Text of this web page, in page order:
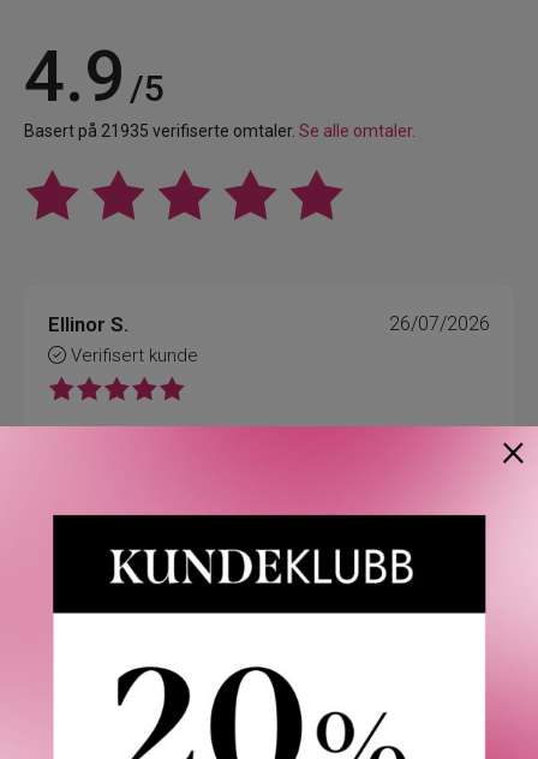
4.9 /5
Basert på 21935 verifiserte omtaler. Se alle omtaler.
Ellinor S.
Verifisert kunde
26/07/2026
Fredrik & Louisa
Om Fredrik & Louisa
×